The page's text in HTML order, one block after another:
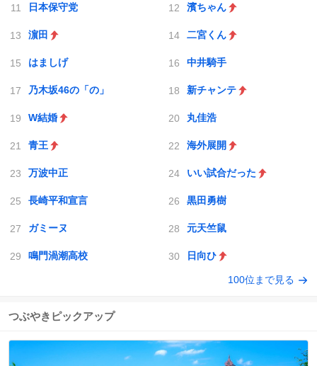
日本保守党 濱ちゃん
濵田 二宮くん
はましげ 中井騎手
乃木坂46の「の」 新チャンテ
W結婚 丸佳浩
青王 海外展開
万波中正 いい試合だった
長崎平和宣言 黒田勇樹
ガミーヌ 元天竺鼠
鳴門渦潮高校 日向ひ
100位まで見る
つぶやきピックアップ